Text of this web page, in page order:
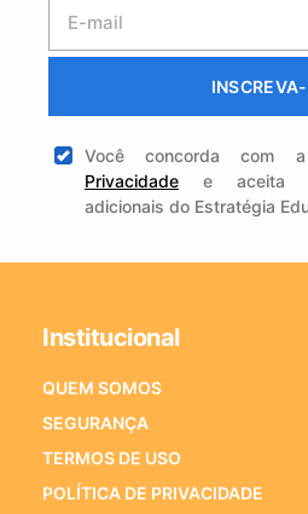
Você concorda com
Privacidade e aceita
adicionais do Estratégia
Institucional
QUEM SOMOS
SEGURANÇA
TERMOS DE USO
POLÍTICA DE PRIVACIDADE